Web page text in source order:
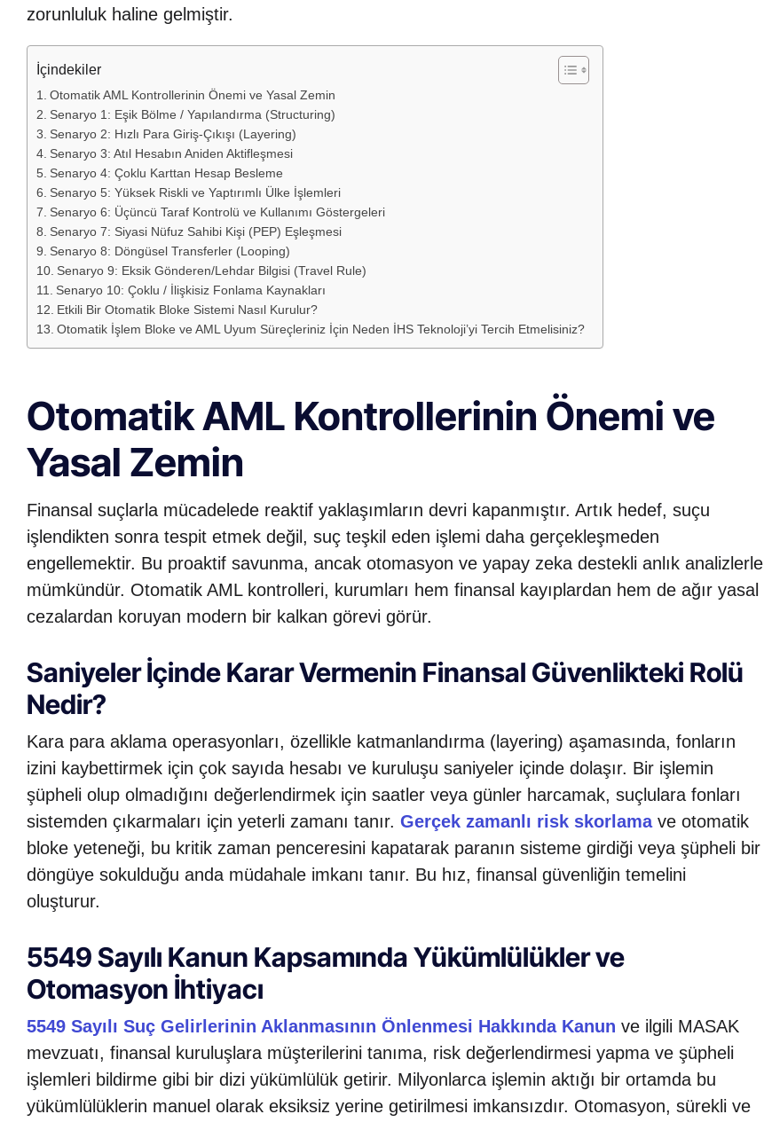
zorunluluk haline gelmiştir.
İçindekiler
Otomatik AML Kontrollerinin Önemi ve Yasal Zemin
Senaryo 1: Eşik Bölme / Yapılandırma (Structuring)
Senaryo 2: Hızlı Para Giriş-Çıkışı (Layering)
Senaryo 3: Atıl Hesabın Aniden Aktifleşmesi
Senaryo 4: Çoklu Karttan Hesap Besleme
Senaryo 5: Yüksek Riskli ve Yaptırımlı Ülke İşlemleri
Senaryo 6: Üçüncü Taraf Kontrolü ve Kullanımı Göstergeleri
Senaryo 7: Siyasi Nüfuz Sahibi Kişi (PEP) Eşleşmesi
Senaryo 8: Döngüsel Transferler (Looping)
Senaryo 9: Eksik Gönderen/Lehdar Bilgisi (Travel Rule)
Senaryo 10: Çoklu / İlişkisiz Fonlama Kaynakları
Etkili Bir Otomatik Bloke Sistemi Nasıl Kurulur?
Otomatik İşlem Bloke ve AML Uyum Süreçleriniz İçin Neden İHS Teknoloji’yi Tercih Etmelisiniz?
Otomatik AML Kontrollerinin Önemi ve
Yasal Zemin
Finansal suçlarla mücadelede reaktif yaklaşımların devri kapanmıştır. Artık hedef, suçu
işlendikten sonra tespit etmek değil, suç teşkil eden işlemi daha gerçekleşmeden
engellemektir. Bu proaktif savunma, ancak otomasyon ve yapay zeka destekli anlık analizlerle
mümkündür. Otomatik AML kontrolleri, kurumları hem finansal kayıplardan hem de ağır yasal
cezalardan koruyan modern bir kalkan görevi görür.
Saniyeler İçinde Karar Vermenin Finansal Güvenlikteki Rolü
Nedir?
Kara para aklama operasyonları, özellikle katmanlandırma (layering) aşamasında, fonların
izini kaybettirmek için çok sayıda hesabı ve kuruluşu saniyeler içinde dolaşır. Bir işlemin
şüpheli olup olmadığını değerlendirmek için saatler veya günler harcamak, suçlulara fonları
sistemden çıkarmaları için yeterli zamanı tanır. Gerçek zamanlı risk skorlamave otomatik
bloke yeteneği, bu kritik zaman penceresini kapatarak paranın sisteme girdiği veya şüpheli bir
döngüye sokulduğu anda müdahale imkanı tanır. Bu hız, finansal güvenliğin temelini
oluşturur.
5549 Sayılı Kanun Kapsamında Yükümlülükler ve
Otomasyon İhtiyacı
5549 Sayılı Suç Gelirlerinin Aklanmasının Önlenmesi Hakkında Kanun ve ilgili MASAK
mevzuatı, finansal kuruluşlara müşterilerini tanıma, risk değerlendirmesi yapma ve şüpheli
işlemleri bildirme gibi bir dizi yükümlülük getirir. Milyonlarca işlemin aktığı bir ortamda bu
yükümlülüklerin manuel olarak eksiksiz yerine getirilmesi imkansızdır. Otomasyon, sürekli ve